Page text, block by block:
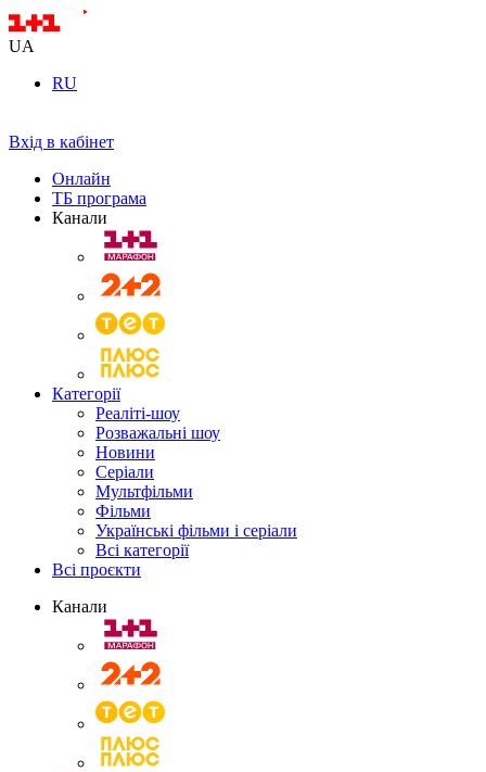
UA
RU
Вхід в кабінет
Онлайн
ТБ програма
Канали
Категорії
Реаліті-шоу
Розважальні шоу
Новини
Серіали
Мультфільми
Фільми
Українські фільми і серіали
Всі категорії
Всі проєкти
Канали